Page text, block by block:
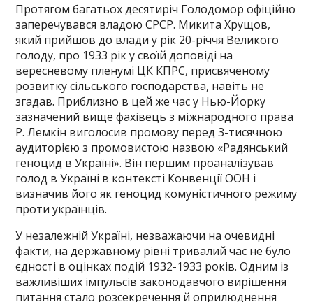
Протягом багатьох десятиріч Голодомор офіційно
заперечувався владою СРСР. Микита Хрущов,
який прийшов до влади у рік 20-річчя Великого
голоду, про 1933 рік у своїй доповіді на
вересневому пленумі ЦК КПРС, присвяченому
розвитку сільського господарства, навіть не
згадав. Приблизно в цей же час у Нью-Йорку
зазначений вище фахівець з міжнародного права
Р. Лемкін виголосив промову перед 3-тисячною
аудиторією з промовистою назвою «Радянський
геноцид в Україні». Він першим проаналізував
голод в Україні в контексті Конвенції ООН і
визначив його як геноцид комуністичного режиму
проти українців.
У незалежній Україні, незважаючи на очевидні
факти, на державному рівні тривалий час не було
єдності в оцінках подій 1932-1933 років. Одним із
важливіших імпульсів законодавчого вирішення
питання стало розсекречення й оприлюднення